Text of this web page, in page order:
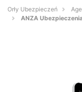
Orły Ubezpieczeń
ANZA